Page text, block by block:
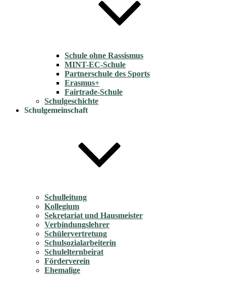
Schule ohne Rassismus
MINT-EC-Schule
Partnerschule des Sports
Erasmus+
Fairtrade-Schule
Schulgeschichte
Schulgemeinschaft
Schulleitung
Kollegium
Sekretariat und Hausmeister
Verbindungslehrer
Schülervertretung
Schulsozialarbeiterin
Schulelternbeirat
Förderverein
Ehemalige